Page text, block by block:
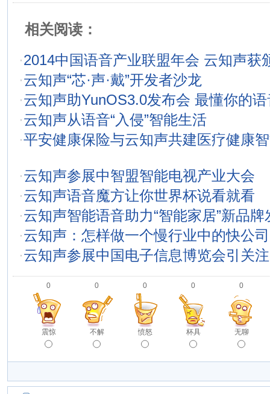
相关阅读：
·2014中国语音产业联盟年会 云知声获
·云知声“芯·声·戴”开发者沙龙
·云知声助YunOS3.0发布会 最懂你的
·云知声从语音“入侵”智能生活
·平安健康保险与云知声共建医疗健康
·云知声参展中智盟智能电视产业大会
·云知声语音魔方让你世界杯说看就看
·云知声智能语音助力“智能家居”新品牌
·云知声：怎样做一个慢行业中的快公司
·云知声参展中国电子信息博览会引关注
0
震惊
0
不解
0
愤怒
0
杯具
0
无聊